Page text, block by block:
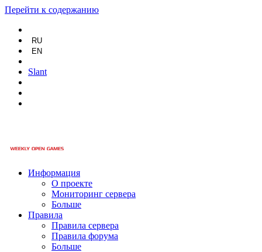
Перейти к содержанию
RU
EN
Slant
Информация
О проекте
Мониторинг сервера
Больше
Правила
Правила сервера
Правила форума
Больше